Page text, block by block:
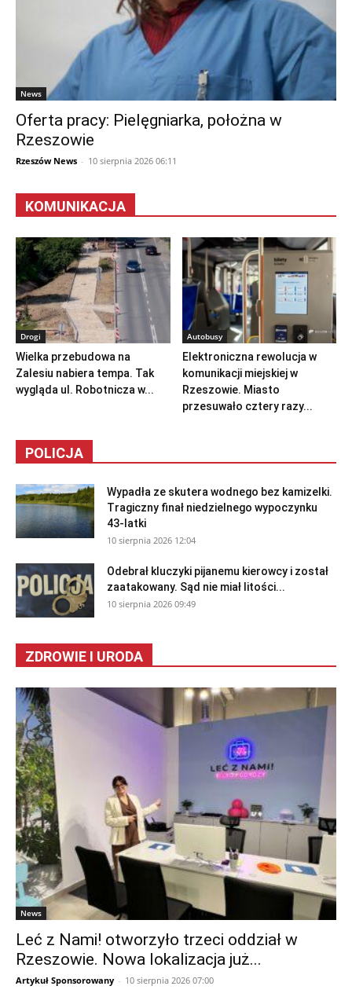
News
Oferta pracy: Pielęgniarka, położna w
Rzeszowie
Rzeszów News - 10 sierpnia 2026 06:11
KOMUNIKACJA
Drogi
Wielka przebudowa na
Zalesiu nabiera tempa. Tak
wygląda ul. Robotnicza w...
Autobusy
Elektroniczna rewolucja w
komunikacji miejskiej w
Rzeszowie. Miasto
przesuwało cztery razy...
POLICJA
Wypadła ze skutera wodnego bez kamizelki.
Tragiczny finał niedzielnego wypoczynku
43-latki
10 sierpnia 2026 12:04
Odebrał kluczyki pijanemu kierowcy i został
zaatakowany. Sąd nie miał litości...
10 sierpnia 2026 09:49
ZDROWIE I URODA
News
Leć z Nami! otworzyło trzeci oddział w
Rzeszowie. Nowa lokalizacja już...
Artykuł Sponsorowany - 10 sierpnia 2026 07:00